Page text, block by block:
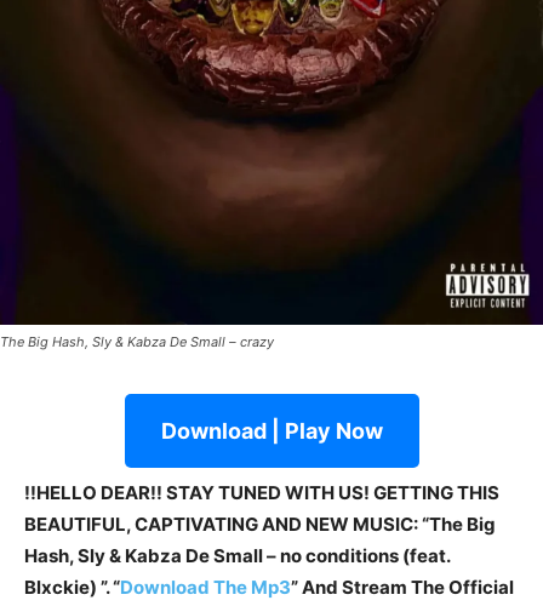
The Big Hash, Sly & Kabza De Small – crazy
Download | Play Now
!!HELLO DEAR!! STAY TUNED WITH US! GETTING THIS
BEAUTIFUL, CAPTIVATING AND NEW MUSIC: “The Big
Hash, Sly & Kabza De Small – no conditions (feat.
Blxckie) ”. “Download The Mp3”And Stream The Official